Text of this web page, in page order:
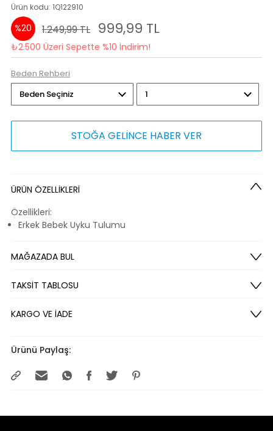
Ürün kodu: 1Q122910
%20 1.249,99 TL 999,99 TL
₺2.500 Üzeri Sepette %10 İndirim!
Beden Rehberi
STOĞA GELİNCE HABER VER
ÜRÜN ÖZELLİKLERİ
Özellikleri:
Erkek Bebek Uyku Tulumu
MAĞAZADA BUL
TAKSİT TABLOSU
KARGO VE İADE
Ürünü Paylaş: